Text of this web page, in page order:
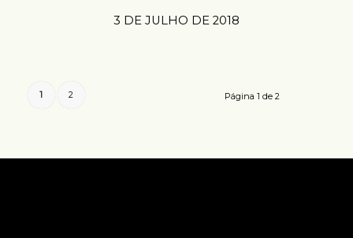
3 DE JULHO DE 2018
Página 1 de 2
1 2